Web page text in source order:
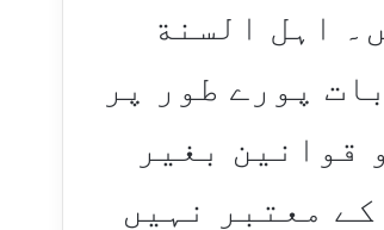
اہل السنة
پورے طور پر
قوانین بغیر
معتبر نہیں